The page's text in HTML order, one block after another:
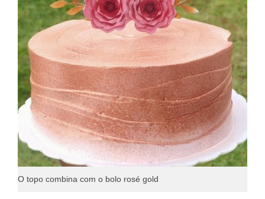
O topo combina com o bolo rosé gold